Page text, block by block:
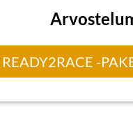
READY2RACE -